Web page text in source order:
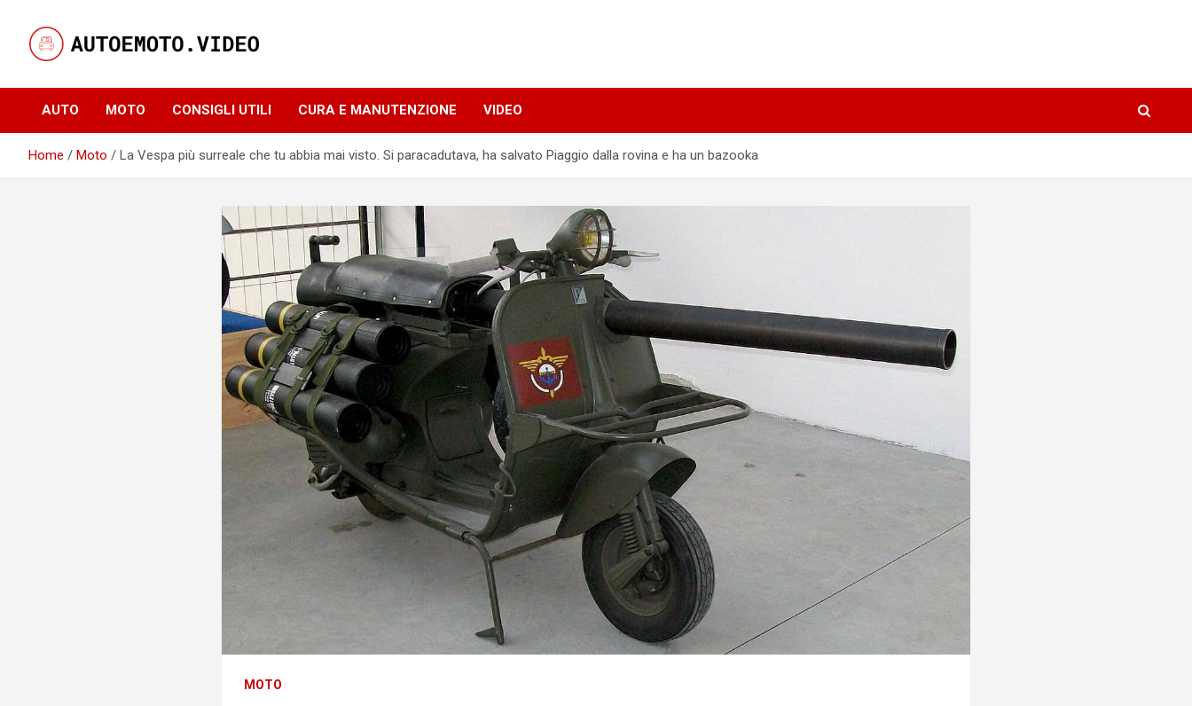
content
AutoeMoto.Video
AUTO MOTO CONSIGLI UTILI CURA E MANUTENZIONE VIDEO
Home Moto La Vespa più surreale che tu abbia mai visto. Si paracadutava, ha salvato Piaggio dalla rovina e ha un bazooka
MOTO